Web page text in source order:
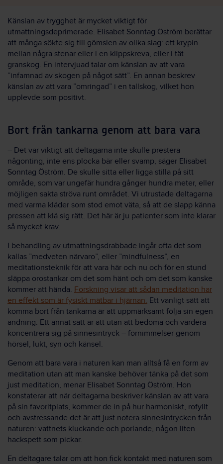
Känslan av trygghet är mycket viktigt för
utmattningsdeprimerade. Elisabet Sonntag Öström berättar
att många sökte sig till gömslen av olika slag: ett krypin
mellan några stenar eller i en klippskreva, eller i tät
granskog. En intervjuad talar om känslan av att vara
”infamnad av skogen på något sätt”. En annan beskrev
känslan av att vara ”omringad” i en tallskog, vilket hon
upplevde som positivt.
Bort från tankarna genom att bara vara
– Det var viktigt att deltagarna inte skulle prestera
någonting, inte ens plocka bär eller svamp, säger Elisabet
Sonntag Öström. De skulle sitta eller ligga stilla på sitt
område, som var ungefär hundra gånger hundra meter, eller
möjligen sakta ströva runt området. Vi utrustade deltagarna
med varma kläder som stod emot väta, så att de slapp känna
pressen att klä sig rätt. Det här är ju patienter som inte klarar
så mycket krav.
I behandling av utmattningsdrabbade ingår ofta det som
kallas ”medveten närvaro”, eller ”mindfulness”, en
meditationsteknik för att vara här och nu och för en stund
släppa orostankar om det som hänt och om det som kanske
kommer att hända. Forskning visar att sådan meditation har
en effekt som är fysiskt mätbar i hjärnan. Ett vanligt sätt att
komma bort från tankarna är att uppmärksamt följa sin egen
andning. Ett annat sätt är att utan att bedöma och värdera
koncentrera sig på sinnesintryck – förnimmelser genom
hörsel, lukt, syn och känsel.
Genom att bara vara i naturen kan man alltså få en form av
meditation utan att man kanske behöver tänka på det som
just meditation, menar Elisabet Sonntag Öström. Hon
konstaterar att när deltagarna beskriver känslan av att vara
på sin favoritplats, kommer de in på hur harmoniskt, rofyllt
och avstressande det är att just notera sinnesintrycken från
naturen: vattnets kluckande och porlande, någon liten
hackspett som pickar.
En deltagare talar om att hon fick kontakt med naturen som